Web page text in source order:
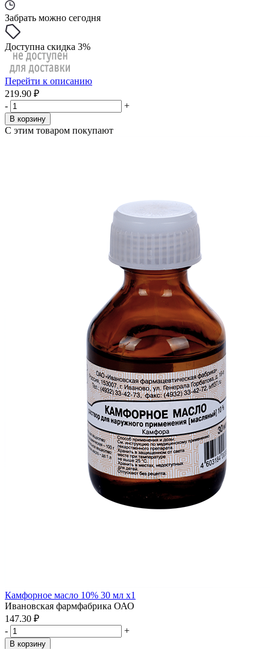
Забрать можно сегодня
Доступна скидка 3%
Перейти к описанию
219.90 ₽
-
+
В корзину
С этим товаром покупают
Камфорное масло 10% 30 мл x1
Ивановская фармфабрика ОАО
147.30 ₽
-
+
В корзину